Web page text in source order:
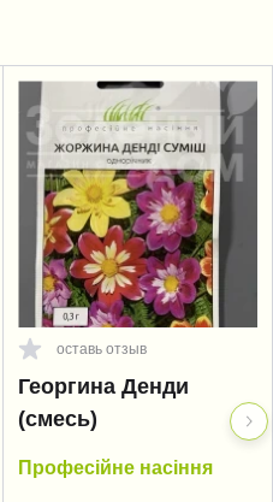
оставь отзыв
Георгина Денди
(смесь)
Професійне насіння